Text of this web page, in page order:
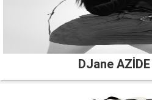
DJane